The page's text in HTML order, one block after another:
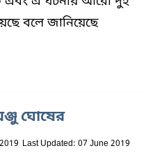
বলে জানিয়েছে
ঘোষের
Last Updated: 07 June 2019